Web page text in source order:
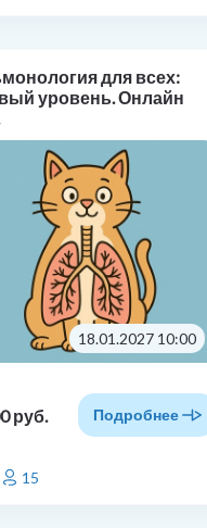
для всех:
уровень. Онлайн
18.01.2027 10:00
руб. Подробнее
15